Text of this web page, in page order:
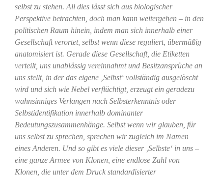
selbst zu stehen. All dies lässt sich aus biologischer
Perspektive betrachten, doch man kann weitergehen – in den
politischen Raum hinein, indem man sich innerhalb einer
Gesellschaft verortet, selbst wenn diese reguliert, übermäßig
anatomisiert ist. Gerade diese Gesellschaft, die Etiketten
verteilt, uns unablässig vereinnahmt und Besitzansprüche an
uns stellt, in der das eigene ‚Selbst‘ vollständig ausgelöscht
wird und sich wie Nebel verflüchtigt, erzeugt ein geradezu
wahnsinniges Verlangen nach Selbsterkenntnis oder
Selbstidentifikation innerhalb dominanter
Bedeutungszusammenhänge. Selbst wenn wir glauben, für
uns selbst zu sprechen, sprechen wir zugleich im Namen
eines Anderen. Und so gibt es viele dieser ‚Selbste‘ in uns –
eine ganze Armee von Klonen, eine endlose Zahl von
Klonen, die unter dem Druck standardisierter